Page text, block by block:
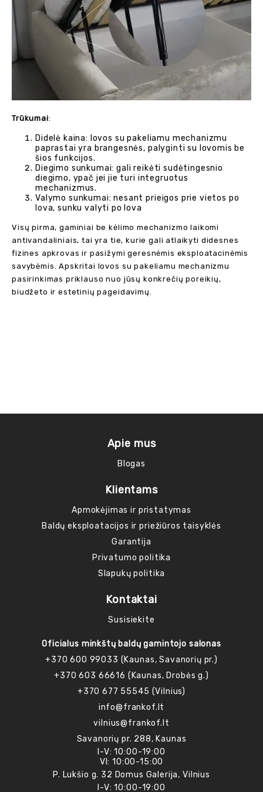
Trūkumai:
Didelė kaina: lovos su pakeliamu mechanizmu
paprastai yra brangesnės, palyginti su lovomis be
šios funkcijos.
Diegimo sunkumai: gali reikėti sudėtingesnio
diegimo, ypač jei jie turi integruotus
mechanizmus.
Valymo sunkumai: nesant prieigos prie vietos po
lova, sunku valyti po lova
Visų pirma, gaminiai be kėlimo mechanizmo laikomi
antivandaliniais, tai yra tie, kurie gali atlaikyti didesnes
fizines apkrovas ir pasižymi geresnėmis eksploatacinėmis
savybėmis. Apskritai lovos su pakeliamu mechanizmu
pasirinkimas priklauso nuo jūsų konkrečių poreikių,
biudžeto ir estetinių pageidavimų.
Apie mus
Blogas
Klientams
Apmokėjimas ir pristatymas
Baldų eksploatacijos ir priežiūros taisyklės
Garantija
Privatumo politika
Slapukų politika
Kontaktai
Susisiekite
Oficialus minkštų baldų gamintojo salonas
+370 600 99033 (Kaunas, Savanorių pr.)
+370 603 66616 (Kaunas, Drobės g.)
+370 677 55545 (Vilnius)
info@frankof.lt
vilnius@frankof.lt
Savanorių pr. 288, Kaunas
I-V: 10:00-19:00
VI: 10:00-15:00
P. Lukšio g. 32 Domus Galerija, Vilnius
I-V: 10:00-19:00